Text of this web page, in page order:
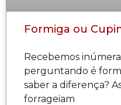
Formiga ou
Recebemos
perguntando é
saber a diferença?
forrageiam